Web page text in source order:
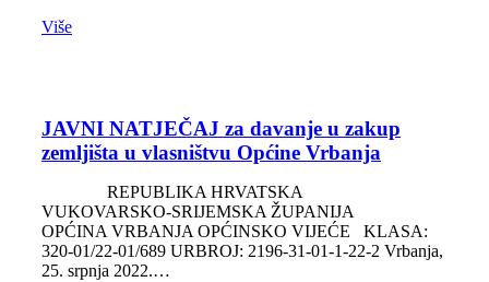
Više
JAVNI NATJEČAJ za davanje u zakup
zemljišta u vlasništvu Općine Vrbanja
REPUBLIKA HRVATSKA
VUKOVARSKO-SRIJEMSKA ŽUPANIJA
OPĆINA VRBANJA OPĆINSKO VIJEĆE KLASA:
320-01/22-01/689 URBROJ: 2196-31-01-1-22-2 Vrbanja,
25. srpnja 2022.…